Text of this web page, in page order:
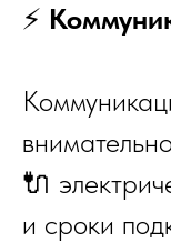
⚡️
🔌
и сроки